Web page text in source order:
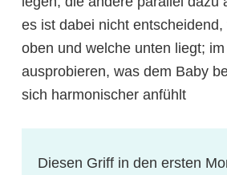
es ist dabei nicht entscheidend,
oben und welche unten liegt; im
ausprobieren, was dem Baby
sich harmonischer anfühlt
Diesen Griff in den ersten